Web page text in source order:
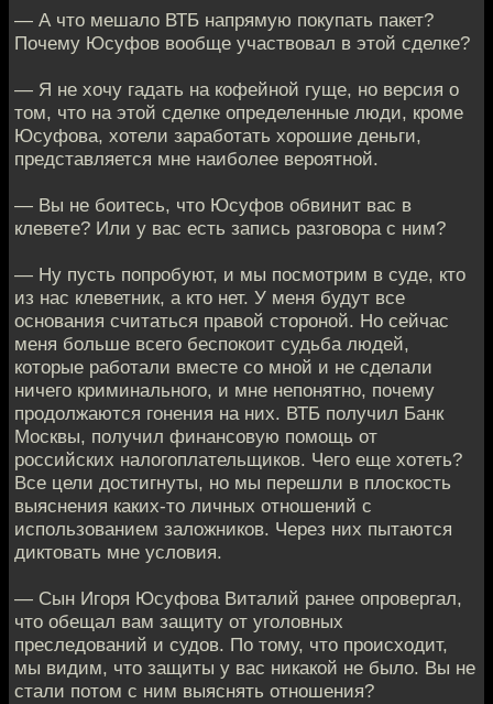
— А что мешало ВТБ напрямую покупать пакет?
Почему Юсуфов вообще участвовал в этой сделке?
— Я не хочу гадать на кофейной гуще, но версия о
том, что на этой сделке определенные люди, кроме
Юсуфова, хотели заработать хорошие деньги,
представляется мне наиболее вероятной.
— Вы не боитесь, что Юсуфов обвинит вас в
клевете? Или у вас есть запись разговора с ним?
— Ну пусть попробуют, и мы посмотрим в суде, кто
из нас клеветник, а кто нет. У меня будут все
основания считаться правой стороной. Но сейчас
меня больше всего беспокоит судьба людей,
которые работали вместе со мной и не сделали
ничего криминального, и мне непонятно, почему
продолжаются гонения на них. ВТБ получил Банк
Москвы, получил финансовую помощь от
российских налогоплательщиков. Чего еще хотеть?
Все цели достигнуты, но мы перешли в плоскость
выяснения каких-то личных отношений с
использованием заложников. Через них пытаются
диктовать мне условия.
— Сын Игоря Юсуфова Виталий ранее опровергал,
что обещал вам защиту от уголовных
преследований и судов. По тому, что происходит,
мы видим, что защиты у вас никакой не было. Вы не
стали потом с ним выяснять отношения?